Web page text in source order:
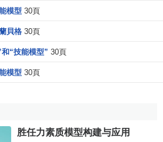
模型 30頁
貝格 30頁
“技能模型” 30頁
模型 30頁
胜任力素质模型构建与应用